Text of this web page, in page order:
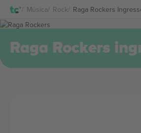
Música Rock Raga Rockers
Raga Rockers